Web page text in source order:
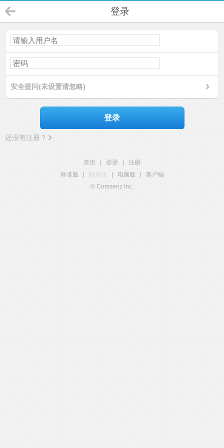
登录
安全提问(未设置请忽略)
登录
还没有注册？
首页 登录
注册
标准版
触屏版 电脑版
客户端
© Comsenz Inc.